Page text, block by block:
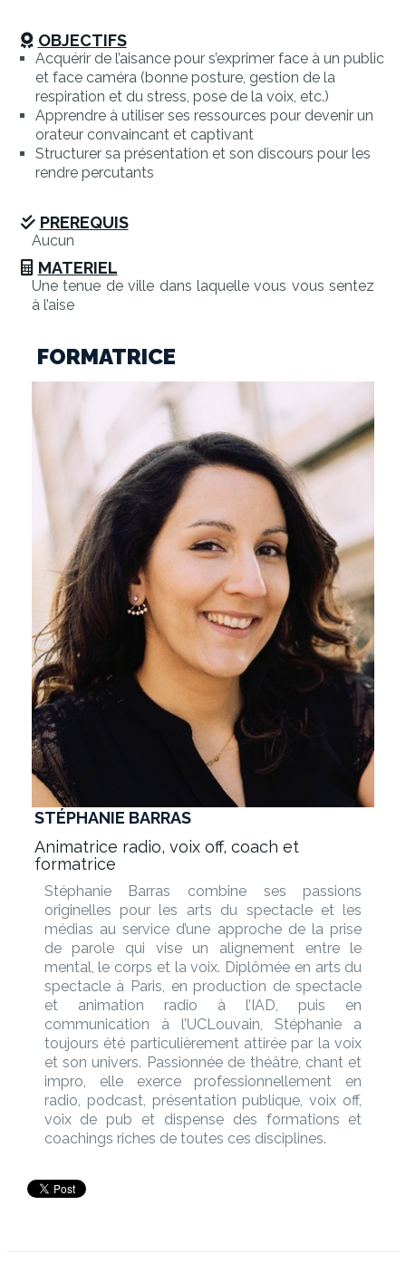
OBJECTIFS
Acquérir de l’aisance pour s’exprimer face à un public
et face caméra (bonne posture, gestion de la
respiration et du stress, pose de la voix, etc.)
Apprendre à utiliser ses ressources pour devenir un
orateur convaincant et captivant
Structurer sa présentation et son discours pour les
rendre percutants
PREREQUIS
Aucun
MATERIEL
Une tenue de ville dans laquelle vous vous sentez
à l’aise
FORMATRICE
STÉPHANIE BARRAS
Animatrice radio, voix off, coach et
formatrice
Stéphanie Barras combine ses passions
originelles pour les arts du spectacle et les
médias au service d’une approche de la prise
de parole qui vise un alignement entre le
mental, le corps et la voix. Diplômée en arts du
spectacle à Paris, en production de spectacle
et animation radio à l’IAD, puis en
communication à l’UCLouvain, Stéphanie a
toujours été particulièrement attirée par la voix
et son univers. Passionnée de théâtre, chant et
impro, elle exerce professionnellement en
radio, podcast, présentation publique, voix off,
voix de pub et dispense des formations et
coachings riches de toutes ces disciplines.